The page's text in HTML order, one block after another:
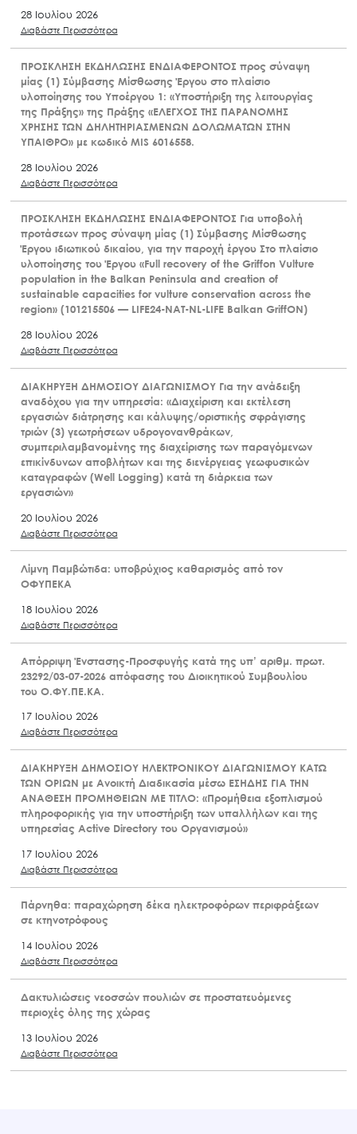
28 Ιουλίου 2026
Διαβάστε Περισσότερα
ΠΡΟΣΚΛΗΣΗ ΕΚΔΗΛΩΣΗΣ ΕΝΔΙΑΦΕΡΟΝΤΟΣ προς σύναψη
μίας (1) Σύμβασης Μίσθωσης Έργου στο πλαίσιο
υλοποίησης του Υποέργου 1: «Υποστήριξη της λειτουργίας
της Πράξης» της Πράξης «ΕΛΕΓΧΟΣ ΤΗΣ ΠΑΡΑΝΟΜΗΣ
ΧΡΗΣΗΣ ΤΩΝ ΔΗΛΗΤΗΡΙΑΣΜΕΝΩΝ ΔΟΛΩΜΑΤΩΝ ΣΤΗΝ
ΥΠΑΙΘΡΟ» με κωδικό MIS 6016558.
28 Ιουλίου 2026
Διαβάστε Περισσότερα
ΠΡΟΣΚΛΗΣΗ ΕΚΔΗΛΩΣΗΣ ΕΝΔΙΑΦΕΡΟΝΤΟΣ Για υποβολή
προτάσεων προς σύναψη μίας (1) Σύμβασης Μίσθωσης
Έργου ιδιωτικού δικαίου, για την παροχή έργου Στο πλαίσιο
υλοποίησης του Έργου «Full recovery of the Griffon Vulture
population in the Balkan Peninsula and creation of
sustainable capacities for vulture conservation across the
region» (101215506 — LIFE24-NAT-NL-LIFE Balkan GriffON)
28 Ιουλίου 2026
Διαβάστε Περισσότερα
ΔΙΑΚΗΡΥΞΗ ΔΗΜΟΣΙΟΥ ΔΙΑΓΩΝΙΣΜΟΥ Για την ανάδειξη
αναδόχου για την υπηρεσία: «Διαχείριση και εκτέλεση
εργασιών διάτρησης και κάλυψης/οριστικής σφράγισης
τριών (3) γεωτρήσεων υδρογονανθράκων,
συμπεριλαμβανομένης της διαχείρισης των παραγόμενων
επικίνδυνων αποβλήτων και της διενέργειας γεωφυσικών
καταγραφών (Well Logging) κατά τη διάρκεια των
εργασιών»
20 Ιουλίου 2026
Διαβάστε Περισσότερα
Λίμνη Παμβώτιδα: υποβρύχιος καθαρισμός από τον
ΟΦΥΠΕΚΑ
18 Ιουλίου 2026
Διαβάστε Περισσότερα
Απόρριψη Ένστασης-Προσφυγής κατά της υπ’ αριθμ. πρωτ.
23292/03-07-2026 απόφασης του Διοικητικού Συμβουλίου
του Ο.ΦΥ.ΠΕ.ΚΑ.
17 Ιουλίου 2026
Διαβάστε Περισσότερα
ΔΙΑΚΗΡΥΞΗ ΔΗΜΟΣΙΟΥ ΗΛΕΚΤΡΟΝΙΚΟΥ ΔΙΑΓΩΝΙΣΜΟΥ ΚΑΤΩ
ΤΩΝ ΟΡΙΩΝ με Ανοικτή Διαδικασία μέσω ΕΣΗΔΗΣ ΓΙΑ ΤΗΝ
ΑΝΑΘΕΣΗ ΠΡΟΜΗΘΕΙΩΝ ΜΕ ΤΙΤΛΟ: «Προμήθεια εξοπλισμού
πληροφορικής για την υποστήριξη των υπαλλήλων και της
υπηρεσίας Active Directory του Οργανισμού»
17 Ιουλίου 2026
Διαβάστε Περισσότερα
Πάρνηθα: παραχώρηση δέκα ηλεκτροφόρων περιφράξεων
σε κτηνοτρόφους
14 Ιουλίου 2026
Διαβάστε Περισσότερα
Δακτυλιώσεις νεοσσών πουλιών σε προστατευόμενες
περιοχές όλης της χώρας
13 Ιουλίου 2026
Διαβάστε Περισσότερα